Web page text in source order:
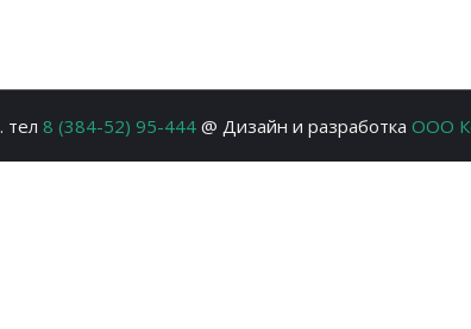
тел 8 (384-52) 95-444@ Дизайн и разработка ООО